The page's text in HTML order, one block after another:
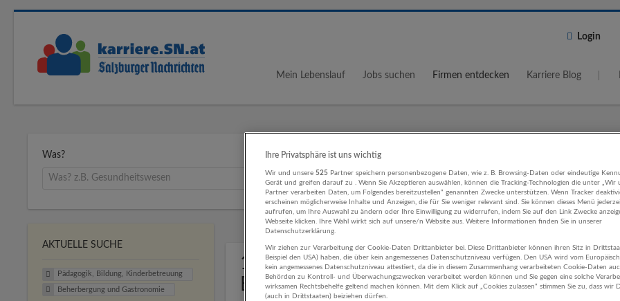
Login
Mein Lebenslauf Jobs suchen Firmen entdecken Karriere Blog
Was? Wo?
5 km
1 Pädagogik, Bildung, Kinderbetreuung
Beherbergung und Gastronomie
AKTUELLE SUCHE
Pädagogik, Bildung, Kinderbetreuung
Beherbergung und Gastronomie
Ihre Privatsphäre ist uns wichtig
Wir und unsere525 Partner speichern personenbezogene Daten, wie z. B. Browsing-Daten oder eindeutige
Gerät und greifen darauf zu . Wenn Sie Akzeptieren auswählen, können die Tracking-Technologien die unter „Wir
Partner verarbeiten Daten, um Folgendes bereitzustellen“ genannten Zwecke unterstützen. Wenn Tracker
erscheinen möglicherweise Inhalte und Anzeigen, die für Sie weniger relevant sind. Sie können dieses Menü
aufrufen, um Ihre Auswahl zu ändern oder Ihre Einwilligung zu widerrufen, indem Sie auf den Link Zwecke
Webseite klicken. Ihre Wahl wirkt sich auf unsere/n Website aus. Weitere Informationen finden Sie in unserer
Datenschutzerklärung.
Wir ziehen zur Verarbeitung der Cookie-Daten Drittanbieter bei. Diese Drittanbieter können ihren Sitz in
Beispiel den USA) haben, die über kein angemessenes Datenschutzniveau verfügen. Den USA wird vom
kein angemessenes Datenschutzniveau attestiert, da die in diesem Zusammenhang verarbeiteten Cookie-Daten
Behörden zu Kontroll- und Überwachungszwecken verarbeitet werden können und Sie gegen eine solche
wirksamen Rechtsbehelfe geltend machen können. Mit dem Klick auf „Cookies zulassen“ stimmen Sie zu, dass wir
(auch in Drittstaaten) beiziehen dürfen.